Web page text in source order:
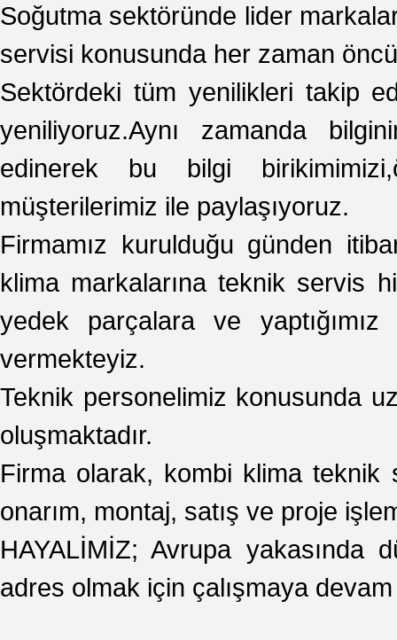
Soğutma sektöründe lider
servisi konusunda her zaman öncü
Sektördeki tüm yenilikleri takip
yeniliyoruz.Aynı zamanda
edinerek bu bilgi
müşterilerimiz ile paylaşıyoruz.
Firmamız kurulduğu günden
klima markalarına teknik servis
yedek parçalara ve
vermekteyiz.
Teknik personelimiz konusunda
oluşmaktadır.
Firma olarak, kombi klima teknik
onarım, montaj, satış ve proje
HAYALİMİZ; Avrupa yakasında
adres olmak için çalışmaya